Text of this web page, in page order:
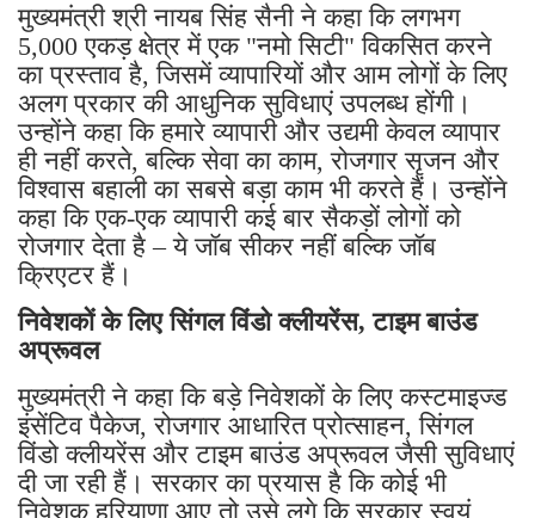
मुख्यमंत्री श्री नायब सिंह सैनी ने कहा कि लगभग
5,000 एकड़ क्षेत्र में एक "नमो सिटी" विकसित करने
का प्रस्ताव है, जिसमें व्यापारियों और आम लोगों के लिए
अलग प्रकार की आधुनिक सुविधाएं उपलब्ध होंगी।
उन्होंने कहा कि हमारे व्यापारी और उद्यमी केवल व्यापार
ही नहीं करते, बल्कि सेवा का काम, रोजगार सृजन और
विश्वास बहाली का सबसे बड़ा काम भी करते हैं। उन्होंने
कहा कि एक-एक व्यापारी कई बार सैकड़ों लोगों को
रोजगार देता है – ये जॉब सीकर नहीं बल्कि जॉब
क्रिएटर हैं।
निवेशकों के लिए सिंगल विंडो क्लीयरेंस, टाइम बाउंड
अप्रूवल
मुख्यमंत्री ने कहा कि बड़े निवेशकों के लिए कस्टमाइज्ड
इंसेंटिव पैकेज, रोजगार आधारित प्रोत्साहन, सिंगल
विंडो क्लीयरेंस और टाइम बाउंड अप्रूवल जैसी सुविधाएं
दी जा रही हैं। सरकार का प्रयास है कि कोई भी
निवेशक हरियाणा आए तो उसे लगे कि सरकार स्वयं